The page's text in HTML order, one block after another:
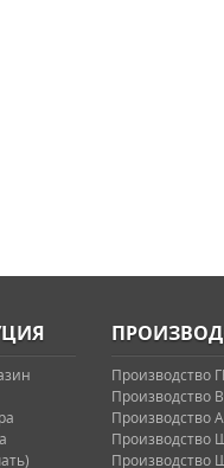
Производство
Производство
Производство
Производство
Производство